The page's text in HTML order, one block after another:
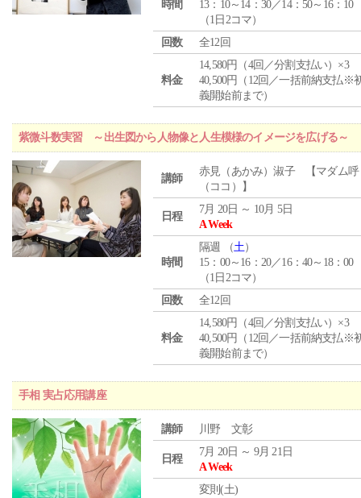
時間
13：10～14：30／14：50～16：10
（1日2コマ）
回数
全12回
料金
14,580円（4回／分割支払い）×3
40,500円（12回／一括前納支払※
義開始前まで）
紫微斗数実習 ～出生図から人物像と人生模様のイメージを広げる～
講師
赤見（あかみ）淑子 【マダム呼
（ココ）】
日程
7月 20日 ～ 10月 5日
A Week
時間
隔週 （土）
15：00～16：20／16：40～18：00
（1日2コマ）
回数
全12回
料金
14,580円（4回／分割支払い）×3
40,500円（12回／一括前納支払※
義開始前まで）
手相 実占応用講座
講師 川野 文彰
日程
7月 20日 ～ 9月 21日
A Week
変則(土)